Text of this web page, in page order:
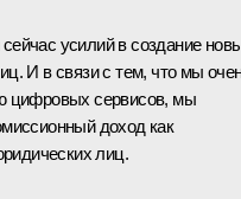
усилий в создание
И в связи с тем, что мы
цифровых сервисов, мы
доход как
лиц.